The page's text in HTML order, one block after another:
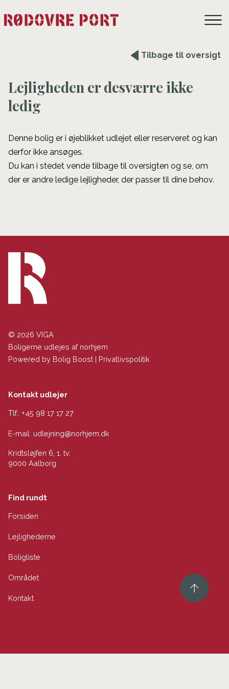
Tilbage til oversigt
Lejligheden er desværre ikke
ledig
Denne bolig er i øjeblikket udlejet eller reserveret og kan
derfor ikke ansøges.
Du kan i stedet vende tilbage til oversigten og se, om
der er andre ledige lejligheder, der passer til dine behov.
© 2026 VIGA
Boligerne udlejes af norhjem
Powered by Bolig Boost | Privatlivspolitik
Kontakt udlejer
Tlf.: +45 98 17 17 27
E-mail: udlejning@norhjem.dk
Kridtsløjfen 6, 1. tv.
9000 Aalborg
Find rundt
Forsiden
Lejlighederne
Boligliste
Området
Kontakt